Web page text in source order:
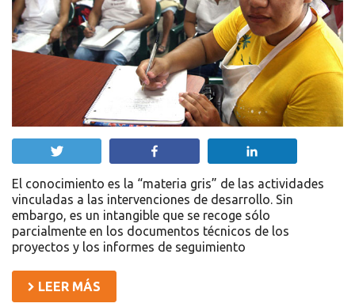
El conocimiento es la “materia gris” de las actividades
vinculadas a las intervenciones de desarrollo. Sin
embargo, es un intangible que se recoge sólo
parcialmente en los documentos técnicos de los
proyectos y los informes de seguimiento
LEER MÁS